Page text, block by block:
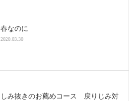
春なのに
2020.03.30
しみ抜きのお薦めコース 戻りじみ対